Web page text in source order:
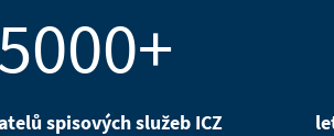
spisových služeb ICZ